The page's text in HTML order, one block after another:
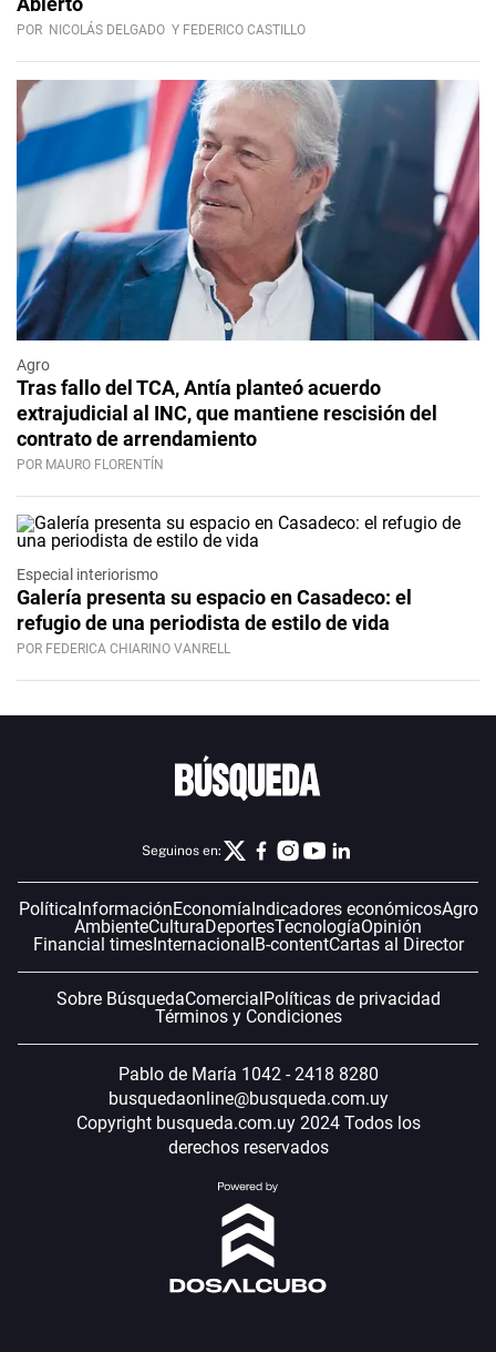
POR NICOLÁS DELGADO Y FEDERICO CASTILLO
Agro
Tras fallo del TCA, Antía planteó acuerdo
extrajudicial al INC, que mantiene rescisión del
contrato de arrendamiento
POR MAURO FLORENTÍN
Especial interiorismo
Galería presenta su espacio en Casadeco: el
refugio de una periodista de estilo de vida
POR FEDERICA CHIARINO VANRELL
Seguinos en:
PolíticaInformaciónEconomíaIndicadores económicosAgro
AmbienteCulturaDeportesTecnologíaOpinión
Financial timesInternacionalB-contentCartas al Director
Sobre BúsquedaComercialPolíticas de privacidad
Términos y Condiciones
Pablo de María 1042 - 2418 8280
busquedaonline@busqueda.com.uy
Copyright busqueda.com.uy 2024 Todos los
derechos reservados